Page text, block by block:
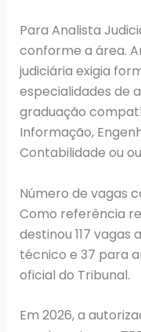
Para Analista
conforme a área.
judiciária exigia
especialidades de
graduação
Informação,
Contabilidade ou
Número de vagas
Como referência
destinou 117 vagas
técnico e 37 para
oficial do Tribunal.
Em 2026, a